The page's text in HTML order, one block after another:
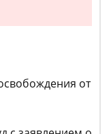
от